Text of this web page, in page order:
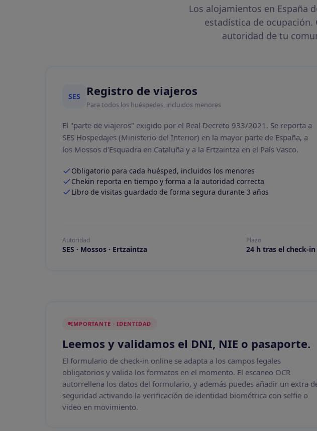
Los alojamientos en España
estadística de
autoridad de tu
SES Registro de viajeros
Para todos los huéspedes, incluidos menores
El "parte de viajeros" exigido por el Real Decreto 933/2021. Se reporta a
SES Hospedajes (Ministerio del Interior) en la mayor parte de España, a
los Mossos d'Esquadra en Cataluña y a la Ertzaintza en el País Vasco.
Obligatorio para cada huésped, incluidos los menores
Chekin reporta en tiempo y forma a la autoridad correcta
Libro de visitas guardado de forma segura durante 3 años
Autoridad
SES · Mossos · Ertzaintza
Plazo
24 h tras el check-in
IMPORTANTE · IDENTIDAD
Leemos y validamos el DNI, NIE o pasaporte.
El formulario de check-in online se adapta a los campos legales
obligatorios y valida los formatos en el momento. El escaneo OCR
autorrellena los datos del formulario, y además puedes añadir un extra
seguridad activando la verificación de identidad biométrica con selfie o
video en movimiento.